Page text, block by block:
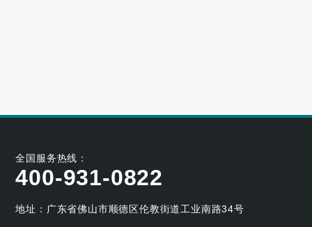
全国服务热线：
400-931-0822
地址：广东省佛山市顺德区伦教街道工业南路34号